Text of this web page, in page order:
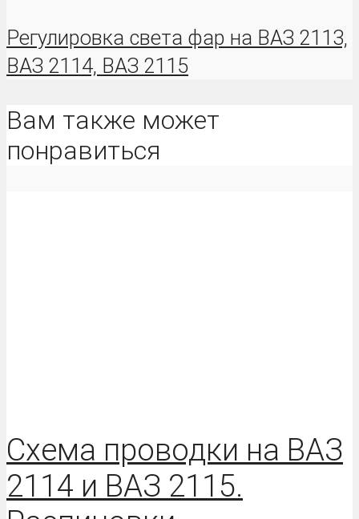
Регулировка света фар на ВАЗ 2113,
ВАЗ 2114, ВАЗ 2115
Вам также может
понравиться
Схема проводки на ВАЗ
2114 и ВАЗ 2115.